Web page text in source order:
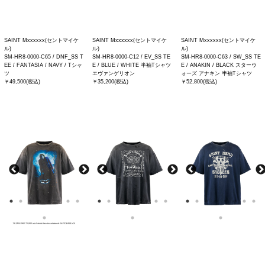
SAINT Mxxxxxx(セントマイケ
ル)
SM-HR8-0000-C65 / DNF_SS T
EE / FANTASIA / NAVY / Tシャ
ツ
￥49,500(税込)
SAINT Mxxxxxx(セントマイケ
ル)
SM-HR8-0000-C12 / EV_SS TE
E / BLUE / WHITE 半袖Tシャツ
エヴァンゲリオン
￥35,200(税込)
SAINT Mxxxxxx(セントマイケ
ル)
SM-HR8-0000-C63 / SW_SS TE
E / ANAKIN / BLACK スターウ
ォーズ アナキン 半袖Tシャツ
￥52,800(税込)